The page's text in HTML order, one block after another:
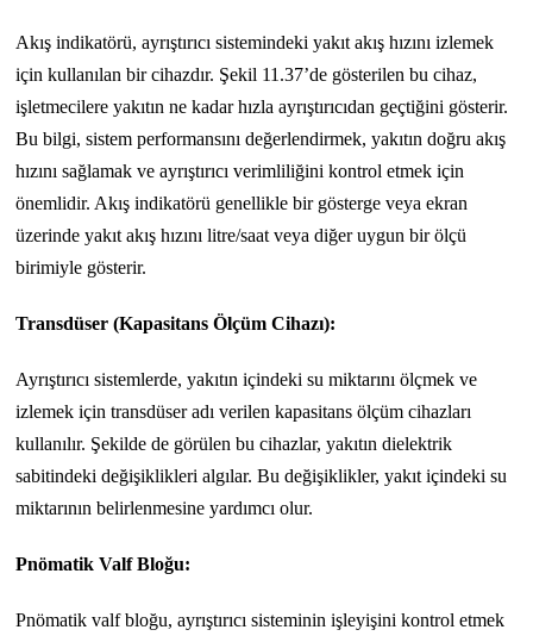
Akış indikatörü, ayrıştırıcı sistemindeki yakıt akış hızını izlemek
için kullanılan bir cihazdır. Şekil 11.37’de gösterilen bu cihaz,
işletmecilere yakıtın ne kadar hızla ayrıştırıcıdan geçtiğini gösterir.
Bu bilgi, sistem performansını değerlendirmek, yakıtın doğru akış
hızını sağlamak ve ayrıştırıcı verimliliğini kontrol etmek için
önemlidir. Akış indikatörü genellikle bir gösterge veya ekran
üzerinde yakıt akış hızını litre/saat veya diğer uygun bir ölçü
birimiyle gösterir.
Transdüser (Kapasitans Ölçüm Cihazı):
Ayrıştırıcı sistemlerde, yakıtın içindeki su miktarını ölçmek ve
izlemek için transdüser adı verilen kapasitans ölçüm cihazları
kullanılır. Şekilde de görülen bu cihazlar, yakıtın dielektrik
sabitindeki değişiklikleri algılar. Bu değişiklikler, yakıt içindeki su
miktarının belirlenmesine yardımcı olur.
Pnömatik Valf Bloğu:
Pnömatik valf bloğu, ayrıştırıcı sisteminin işleyişini kontrol etmek